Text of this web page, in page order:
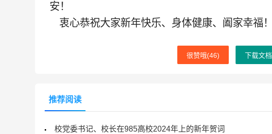
安！
衷心恭祝大家新年快乐、身体健康、阖家幸福！
很赞哦(46) 下载文档
推荐阅读
校党委书记、校长在985高校2024年上的新年贺词